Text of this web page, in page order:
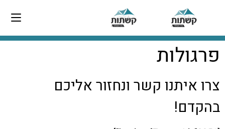
פרגולות
צרו איתנו קשר ונחזור אליכם
בהקדם!